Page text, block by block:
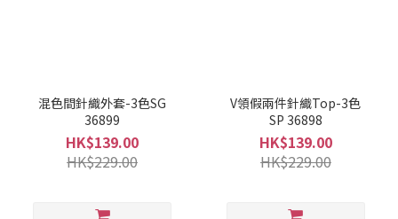
混色間針織外套-3色SG
36899
HK$139.00
HK$229.00
V領假兩件針織Top-3色
SP 36898
HK$139.00
HK$229.00